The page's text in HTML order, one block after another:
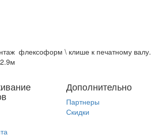
флексоформ \ клише к печатному валу.
Дополнительно
Партнеры
Скидки